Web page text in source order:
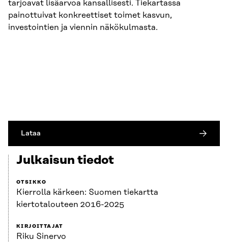
tarjoavat lisäarvoa kansallisesti. Tiekartassa
painottuivat konkreettiset toimet kasvun,
investointien ja viennin näkökulmasta.
Lataa
Julkaisun tiedot
OTSIKKO
Kierrolla kärkeen: Suomen tiekartta
kiertotalouteen 2016-2025
KIRJOITTAJAT
Riku Sinervo